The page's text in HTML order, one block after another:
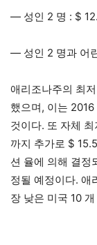
— 성인 2 명 : $
— 성인 2 명과 어
애리조나주의 최
했으며, 이는
것이다. 또 자체
까지 추가로 $
션 율에 의해 결정
정될 예정이다. 애
장 낮은 미국 10